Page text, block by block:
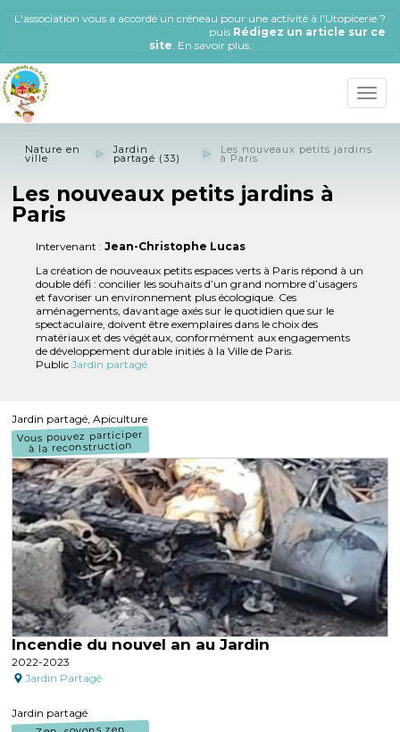
L'association vous a accordé un créneau pour une activité à l'Utopicerie ?
puis Rédigez un article sur ce
site. En savoir plus.
Toggle
Nature en
ville
Jardin
partagé (33)
Les nouveaux petits jardins
à Paris
Les nouveaux petits jardins à
Paris
Intervenant :Jean-Christophe Lucas
La création de nouveaux petits espaces verts à Paris répond à un
double défi : concilier les souhaits d’un grand nombre d’usagers
et favoriser un environnement plus écologique. Ces
aménagements, davantage axés sur le quotidien que sur le
spectaculaire, doivent être exemplaires dans le choix des
matériaux et des végétaux, conformément aux engagements
de développement durable initiés à la Ville de Paris.
PublicJardin partagé
Jardin partagé, Apiculture
Vous pouvez participer
à la reconstruction
Incendie du nouvel an au Jardin
2022-2023
Jardin Partagé
Jardin partagé